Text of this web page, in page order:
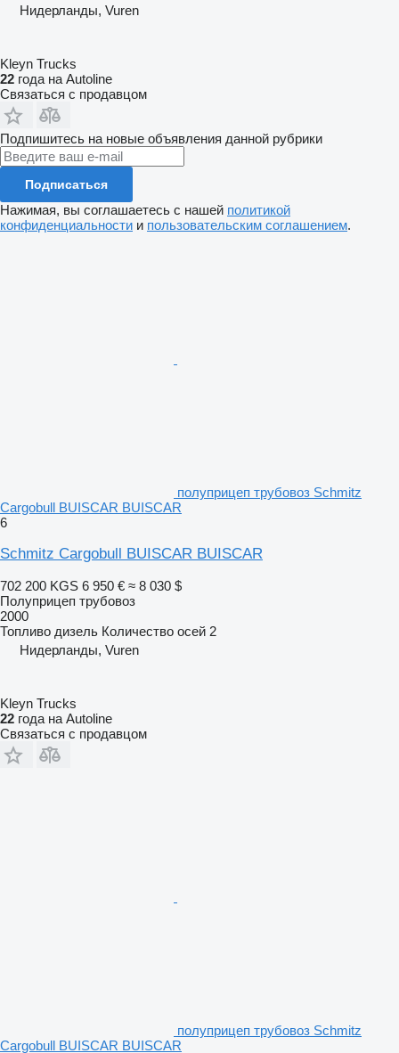
Нидерланды, Vuren
Kleyn Trucks
22 года на Autoline
Связаться с продавцом
Подпишитесь на новые объявления данной рубрики
Подписаться
Нажимая, вы соглашаетесь с нашей политикой
конфиденциальности и пользовательским соглашением.
полуприцеп трубовоз Schmitz
Cargobull BUISCAR BUISCAR
6
Schmitz Cargobull BUISCAR BUISCAR
702 200 KGS 6 950 € ≈ 8 030 $
Полуприцеп трубовоз
2000
Топливо дизель Количество осей 2
Нидерланды, Vuren
Kleyn Trucks
22 года на Autoline
Связаться с продавцом
полуприцеп трубовоз Schmitz
Cargobull BUISCAR BUISCAR